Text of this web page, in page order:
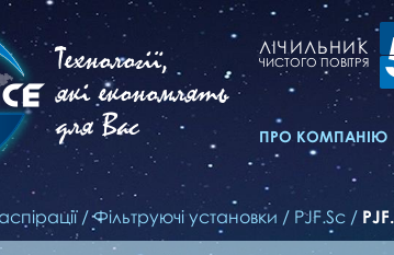
Технології,
які економлять
для Вас
ЛІЧИЛЬНИК
ЧИСТОГО ПОВІТРЯ
ПРО КОМПАНІЮ
/Фільтруючі установки / PJF.Sc /